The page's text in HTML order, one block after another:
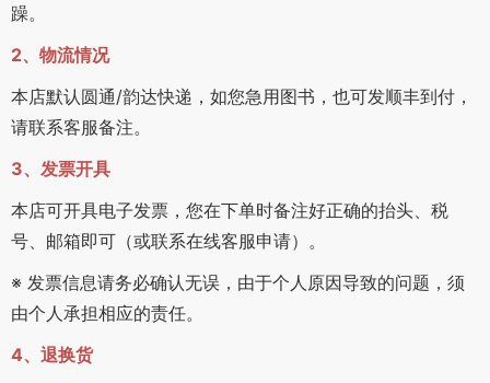
躁。
2、物流情况
本店默认圆通/韵达快递，如您急用图书，也可发顺丰到付，
请联系客服备注。
3、发票开具
本店可开具电子发票，您在下单时备注好正确的抬头、税
号、邮箱即可（或联系在线客服申请）。
※ 发票信息请务必确认无误，由于个人原因导致的问题，须
由个人承担相应的责任。
4、退换货